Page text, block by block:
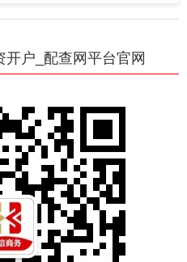
户_配查网平台官网